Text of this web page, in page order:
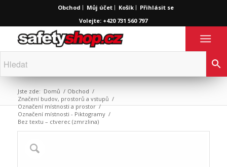
Obchod Můj účet Košík
Přihlásit se
Volejte: +420 731 560 797
Jste zde: Domů / Obchod /
Značení budov, prostorů a vstupů /
Označení místnosti a prostor /
Označení místnosti - Piktogramy /
Bez textu – ctverec (zmrzlina)